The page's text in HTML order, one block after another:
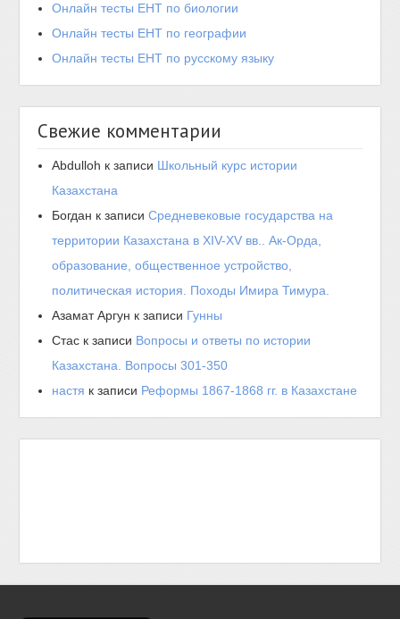
Онлайн тесты ЕНТ по биологии
Онлайн тесты ЕНТ по географии
Онлайн тесты ЕНТ по русскому языку
Свежие комментарии
Abdulloh к записи Школьный курс истории
Казахстана
Богдан к записиСредневековые государства на
территории Казахстана в XIV-XV вв.. Ак-Орда,
образование, общественное устройство,
политическая история. Походы Имира Тимура.
Азамат Аргун к записи Гунны
Стас к записи Вопросы и ответы по истории
Казахстана. Вопросы 301-350
настя к записи Реформы 1867-1868 гг. в Казахстане